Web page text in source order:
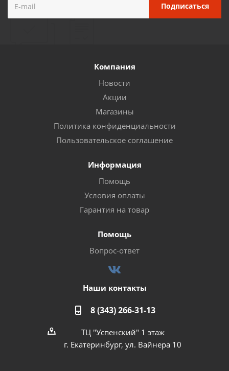
Компания
Новости
Акции
Магазины
Политика конфиденциальности
Пользовательское соглашение
Информация
Помощь
Условия оплаты
Гарантия на товар
Помощь
Вопрос-ответ
Наши контакты
8 (343) 266-31-13
ТЦ "Успенский" 1 этаж
г. Екатеринбург, ул. Вайнера 10